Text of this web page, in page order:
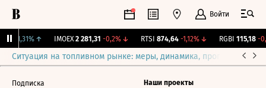
Войти
+1,31%↑ IMOEX 2 281,31 -0,2%↓ RTSI 874,64 -1,12%↓ RGBI 115,18 -
Ситуация на топливном рынке: меры, динамика, прогнозы
Подписка Наши проекты